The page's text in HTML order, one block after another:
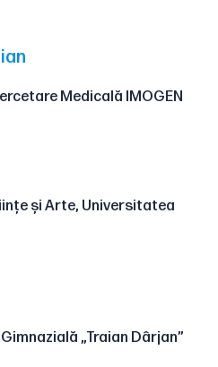
Medicală IMOGEN
și Arte, Universitatea
„Traian Dârjan”